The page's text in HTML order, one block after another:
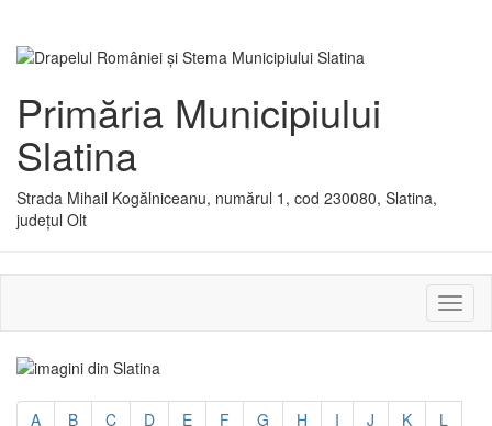
Primăria Municipiului
Slatina
Strada Mihail Kogălniceanu, numărul 1, cod 230080, Slatina,
județul Olt
sau
A B C D E F G H I J K
L